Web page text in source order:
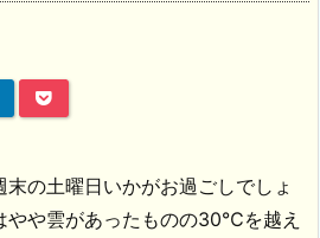
の土曜日いかがお過ごしでしょ
やや雲があったものの30℃を越え